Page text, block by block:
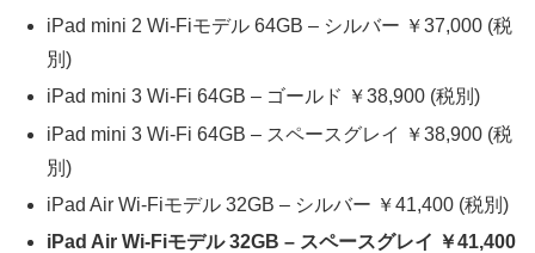
iPad mini 2 Wi-Fiモデル 64GB – シルバー ￥37,000 (税
別)
iPad mini 3 Wi-Fi 64GB – ゴールド ￥38,900 (税別)
iPad mini 3 Wi-Fi 64GB – スペースグレイ ￥38,900 (税
別)
iPad Air Wi-Fiモデル 32GB – シルバー ￥41,400 (税別)
iPad Air Wi-Fiモデル 32GB – スペースグレイ ￥41,400